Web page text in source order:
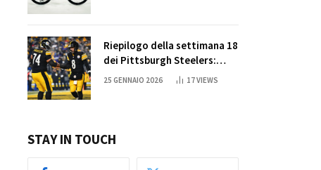
Riepilogo della settimana 18
dei Pittsburgh Steelers:
credi nei miracoli?
25 GENNAIO 2026 17VIEWS
STAY IN TOUCH